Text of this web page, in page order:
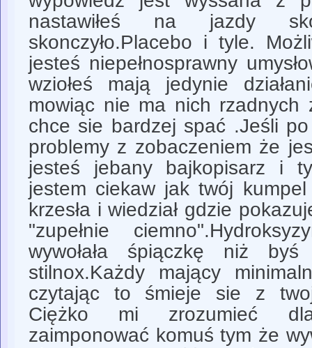
nastawiłeś na jazdy
skonczyło.Placebo i tyle.
jesteś niepełnosprawny
wziołeś mają jedynie
mowiąc nie ma nich rzadnych
chce sie bardzej spać .Jeśli po
problemy z zobaczeniem że
jesteś jebany bajkopisarz i
jestem ciekaw jak twój kumpel
krzesła i wiedział gdzie
"zupełnie
wywołała śpiączkę niż
stilnox.Każdy mający
czytając to śmieje sie z
Ciężko mi zrozumieć
zaimponować komuś tym że